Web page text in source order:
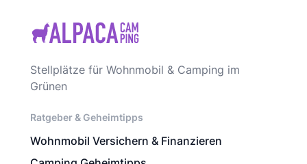
Stellplätze für Wohnmobil & Camping im
Grünen
Ratgeber & Geheimtipps
Wohnmobil Versichern & Finanzieren